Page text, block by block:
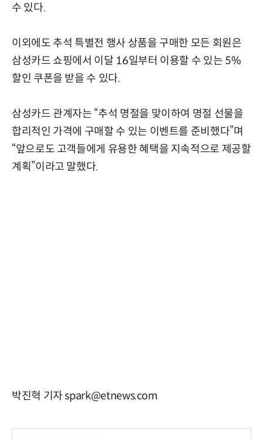
수 있다.
이외에도 추석 특별전 행사 상품을 구매한 모든 회원은
삼성카드 쇼핑에서 이달 16일부터 이용할 수 있는 5%
할인 쿠폰을 받을 수 있다.
삼성카드 관계자는 “추석 명절을 맞이하여 명절 선물을
합리적인 가격에 구매할 수 있는 이벤트를 준비했다”며
“앞으로도 고객들에게 유용한 혜택을 지속적으로 제공할
계획”이라고 말했다.
박진혁 기자 spark@etnews.com